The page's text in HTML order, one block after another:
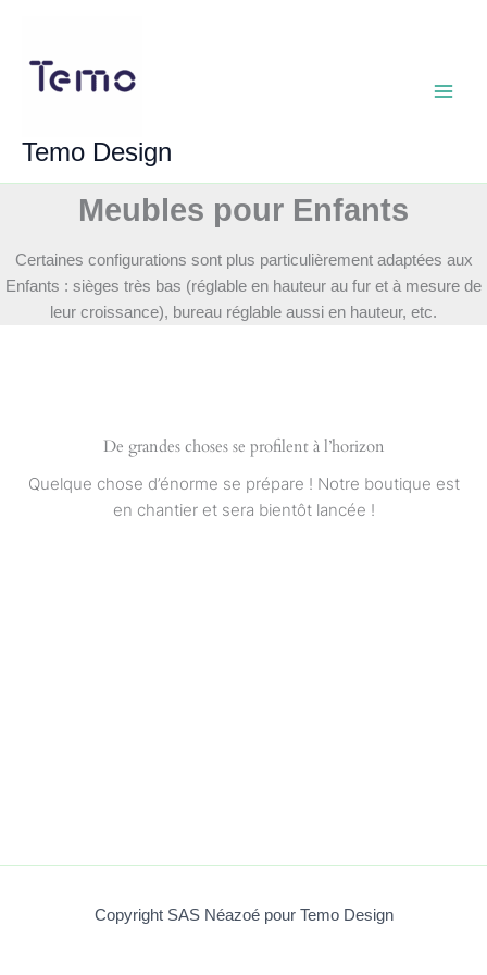
contenu
Temo Design
Meubles pour Enfants
Certaines configurations sont plus particulièrement adaptées aux
Enfants : sièges très bas (réglable en hauteur au fur et à mesure de
leur croissance), bureau réglable aussi en hauteur, etc.
De grandes choses se profilent à l’horizon
Quelque chose d’énorme se prépare ! Notre boutique est
en chantier et sera bientôt lancée !
Copyright SAS Néazoé pour Temo Design